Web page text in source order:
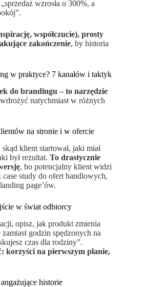
wzrosła o 300%, a
współczucie), prosty
zakończenie, by historia
w praktyce? 7 kanałów i taktyk
do brandingu – to narzędzie
natychmiast w różnych
na stronie i w ofercie
klient startował, jaki miał
był rezultat. To drastycznie
, bo potencjalny klient widzi
case study do ofert handlowych,
page’ów.
w świat odbiorcy
opisz, jak produkt zmienia
godzin spędzonych na
czas dla rodziny”.
korzyści na pierwszym planie,
historie